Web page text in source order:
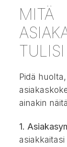
MITÄ
Pidä
ainakin
1.